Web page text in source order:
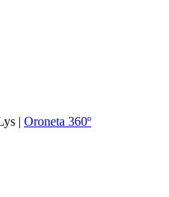
| Oroneta 360º